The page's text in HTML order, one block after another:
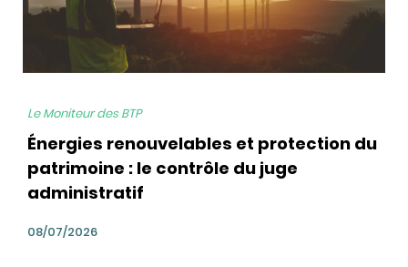
Le Moniteur des BTP
Énergies renouvelables et protection du
patrimoine : le contrôle du juge
administratif
08/07/2026